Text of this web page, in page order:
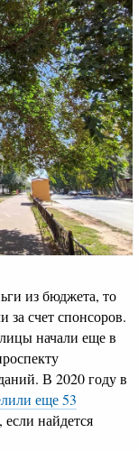
из бюджета, то
за счет спонсоров.
начали еще в
В 2020 году в
еще 53
найдется